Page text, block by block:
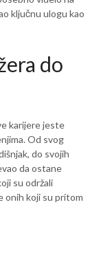
ključnu ulogu kao
do
karijere jeste
Od svog
do svojih
da ostane
su održali
onih koji su pritom